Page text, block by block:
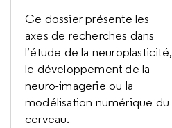
Ce dossier présente les
axes de recherches dans
l’étude de la neuroplasticité,
le développement de la
neuro-imagerie ou la
modélisation numérique du
cerveau.